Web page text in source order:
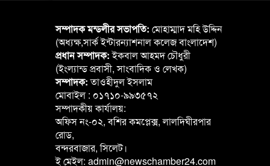
সম্পাদক মন্ডলীর সভাপতি: মোহাম্মাদ মহি উদ্দিন
(অধ্যক্ষ,সার্ক ইন্টারন্যাশনাল কলেজ বাংলাদেশ)
প্রধান সম্পাদক:ইকবাল আহমদ চৌধুরী
(ইংল্যান্ড প্রবাসী, সাংবাদিক ও লেখক)
সম্পাদক:তাওহীদুল ইসলাম
মোবাইল : ০১৭১০-৯৯৩৫৭২
সম্পাদকীয় কার্যালয়:
অফিস নং-০২, বশির কমপ্লেক্স, লালদিঘীরপার
রোড,
বন্দরবাজার, সিলেট।
ই মেইল: admin@newschamber24.com